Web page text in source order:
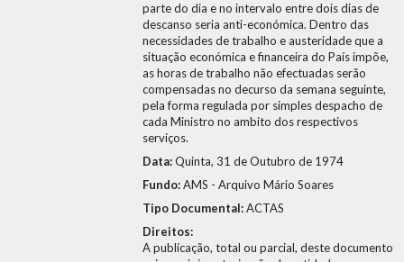
parte do dia e no intervalo entre dois dias de
descanso seria anti-económica. Dentro das
necessidades de trabalho e austeridade que a
situação económica e financeira do País impõe,
as horas de trabalho não efectuadas serão
compensadas no decurso da semana seguinte,
pela forma regulada por simples despacho de
cada Ministro no ambito dos respectivos
serviços.
Data:Quinta, 31 de Outubro de 1974
Fundo:AMS - Arquivo Mário Soares
Tipo Documental:ACTAS
Direitos:
A publicação, total ou parcial, deste documento